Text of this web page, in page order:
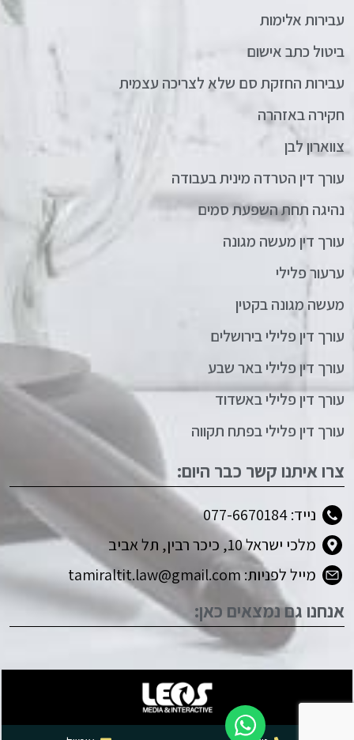
עבירות אלימות
ביטול כתב אישום
עבירות החזקת סם שלא לצריכה עצמית
חקירה באזהרה
צווארון לבן
עורך דין הטרדה מינית בעבודה
נהיגה תחת השפעת סמים
עורך דין מעשה מגונה
ערעור פלילי
מעשה מגונה בקטין
עורך דין פלילי בירושלים
עורך דין פלילי באר שבע
עורך דין פלילי באשדוד
עורך דין פלילי בפתח תקווה
צרו איתנו קשר כבר היום:
נייד: 077-6670184
מלכי ישראל 10, כיכר רבין, תל אביב
מייל לפניות: tamiraltit.law@gmail.com
אנחנו גם נמצאים כאן: